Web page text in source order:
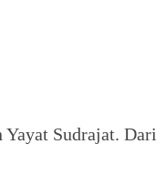
Sudrajat. Dari